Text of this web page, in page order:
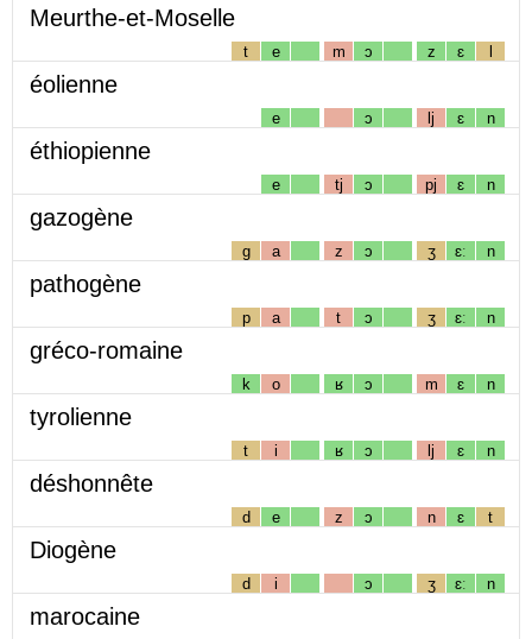
Meurthe-et-Moselle
t e m ɔ z ɛ l
éolienne
e ɔ lj ɛ n
éthiopienne
e tj ɔ pj ɛ n
gazogène
g a z ɔ ʒ ɛː n
pathogène
p a t ɔ ʒ ɛː n
gréco-romaine
k o ʁ ɔ m ɛ n
tyrolienne
t i ʁ ɔ lj ɛ n
déshonnête
d e z ɔ n ɛ t
Diogène
d i ɔ ʒ ɛː n
marocaine